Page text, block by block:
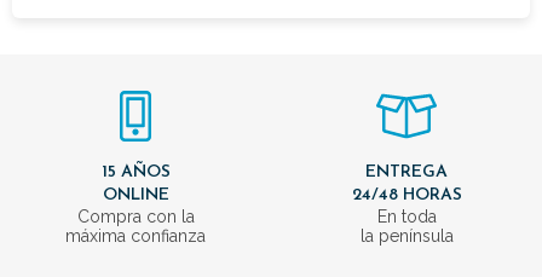
15 AÑOS
ONLINE
Compra con la
máxima confianza
ENTREGA
24/48 HORAS
En toda
la península